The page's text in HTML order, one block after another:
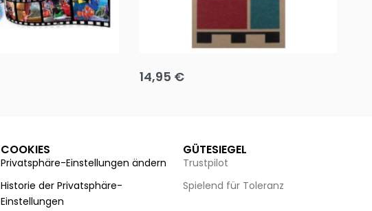
Team up
14,95 €
COOKIES
Privatsphäre-Einstellungen ändern
Historie der Privatsphäre-
Einstellungen
GÜTESIEGEL
Trustpilot
Spielend für Toleranz